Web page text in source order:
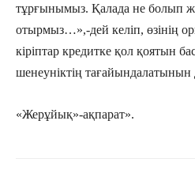
тұрғынымыз. Қалада не болып
отырмыз…»,-дей келіп, өзінің
кіріптар кредитке қол қоятын
шенеуніктің
«Жерұйық»-ақпарат».